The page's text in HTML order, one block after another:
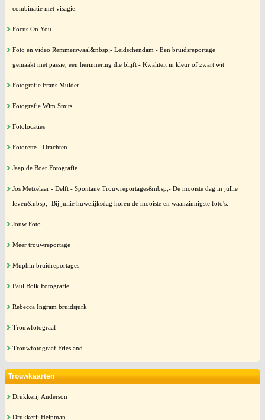
combinatie met visagie.
Focus On You
Foto en video Remmerswaal&nbsp;- Leidschendam - Een bruidsreportage
gemaakt met passie, een herinnering die blijft - Kwaliteit in kleur of zwart wit
Fotografie Frans Mulder
Fotografie Wim Smits
Fotolocaties
Fotorette - Drachten
Jaap de Boer Fotografie
Jos Metzelaar - Delft - Spontane Trouwreportages&nbsp;- De mooiste dag in jullie
leven&nbsp;- Bij jullie huwelijksdag horen de mooiste en waanzinnigste foto's.
Jouw Foto
Meer trouwreportage
Muphin bruidreportages
Paul Bolk Fotografie
Rebecca Ingram bruidsjurk
Trouwfotograaf
Trouwfotograaf Friesland
Trouwkaarten
Drukkerij Anderson
Drukkerij Helpman